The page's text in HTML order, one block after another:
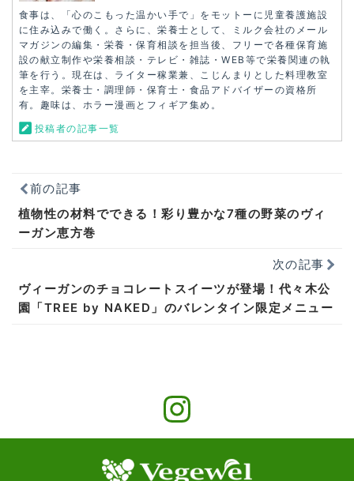
食事は、「心のこもった温かい手で」をモットーに児童養護施設
に住み込みで働く。さらに、栄養士として、ミルク会社のメール
マガジンの編集・栄養・保育相談を担当後、フリーで各種保育施
設の献立制作や栄養相談・テレビ・雑誌・WEB等で栄養関連の執
筆を行う。現在は、ライター稼業兼、こじんまりとした料理教室
を主宰。栄養士・調理師・保育士・食品アドバイザーの資格所
有。趣味は、ホラー漫画とフィギア集め。
投稿者の記事一覧
前の記事
植物性の材料でできる！彩り豊かな7種の野菜のヴィ
ーガン恵方巻
次の記事
ヴィーガンのチョコレートスイーツが登場！代々木公
園「TREE by NAKED」のバレンタイン限定メニュー